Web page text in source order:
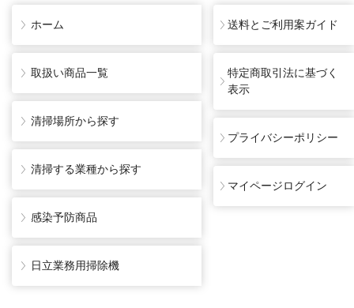
ホーム
取扱い商品一覧
清掃場所から探す
清掃する業種から探す
感染予防商品
日立業務用掃除機
送料とご利用案ガイド
特定商取引法に基づく
表示
プライバシーポリシー
マイページログイン